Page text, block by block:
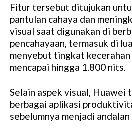
Fitur tersebut ditujukan
pantulan cahaya dan
visual saat digunakan di
pencahayaan, termasuk di
menyebut tingkat
mencapai hingga 1.800 nits.
Selain aspek visual, Huawei
berbagai aplikasi
sebelumnya menjadi